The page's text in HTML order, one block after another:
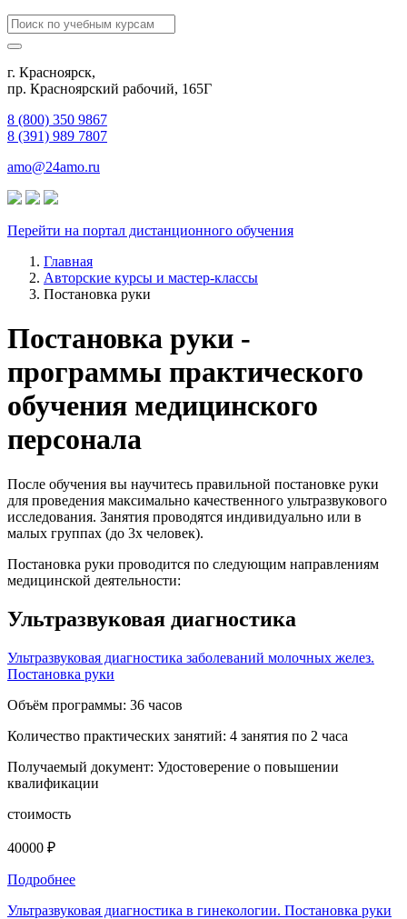
г. Красноярск,
пр. Красноярский рабочий, 165Г
8 (800) 350 9867
8 (391) 989 7807
amo@24amo.ru
Перейти на портал дистанционного обучения
Главная
Авторские курсы и мастер-классы
Постановка руки
Постановка руки -
программы практического
обучения медицинского
персонала
После обучения вы научитесь правильной постановке руки
для проведения максимально качественного ультразвукового
исследования. Занятия проводятся индивидуально или в
малых группах (до 3х человек).
Постановка руки проводится по следующим направлениям
медицинской деятельности:
Ультразвуковая диагностика
Ультразвуковая диагностика заболеваний молочных желез.
Постановка руки
Объём программы: 36 часов
Количество практических занятий: 4 занятия по 2 часа
Получаемый документ: Удостоверение о повышении
квалификации
стоимость
40000 ₽
Подробнее
Ультразвуковая диагностика в гинекологии. Постановка руки